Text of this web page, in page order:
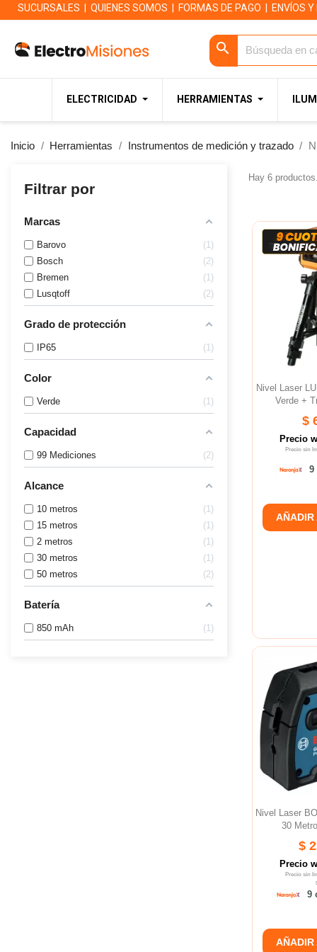
SUCURSALES QUIENES SOMOS FORMAS DE PAGO ENVÍOS
search
ELECTRICIDAD HERRAMIENTAS
Inicio Herramientas Instrumentos de medición y trazado
Filtrar por
Marcas
Barovo
1
Bosch
2
Bremen
1
Lusqtoff
2
Grado de protección
IP65 1
Color
Verde 1
Capacidad
99 Mediciones 2
Alcance
10 metros
1
15 metros
1
2 metros
1
30 metros
1
50 metros
2
Batería
850 mAh 1
Hay 6
Nivel Laser
Verde +
$
Precio
Precio sin
9
AÑADIR
Nivel Laser
30
$
Precio
Precio sin
9
AÑADIR